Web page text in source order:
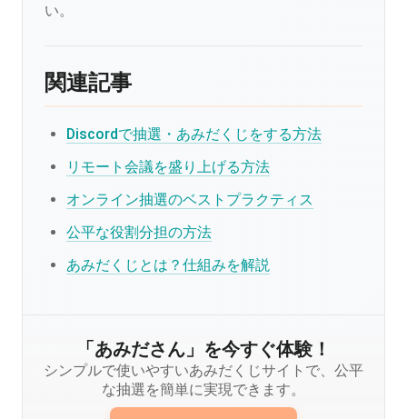
い。
関連記事
Discordで抽選・あみだくじをする方法
リモート会議を盛り上げる方法
オンライン抽選のベストプラクティス
公平な役割分担の方法
あみだくじとは？仕組みを解説
「あみださん」を今すぐ体験！
シンプルで使いやすいあみだくじサイトで、公平
な抽選を簡単に実現できます。